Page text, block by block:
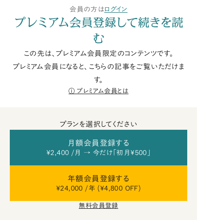
会員の方はログイン
プレミアム会員登録して続きを読
む
この先は、プレミアム会員限定のコンテンツです。
プレミアム会員になると、こちらの記事をご覧いただけま
す。
プレミアム会員とは
プランを選択してください
月額会員登録する
¥2,400 /月 → 今だけ「初月¥500」
年額会員登録する
¥24,000 /年 (¥4,800 OFF)
無料会員登録